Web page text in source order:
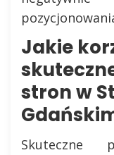
Jakie
stron w
Skuteczne